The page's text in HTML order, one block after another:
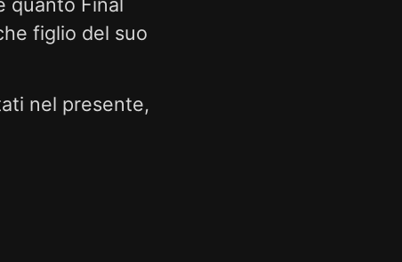
figlio del suo
nel presente,